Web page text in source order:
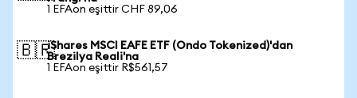
1 EFAon eşittir CHF 89,06
🇧🇷iShares MSCI EAFE ETF (Ondo Tokenized)'dan
Brezilya Reali'na
1 EFAon eşittir R$561,57